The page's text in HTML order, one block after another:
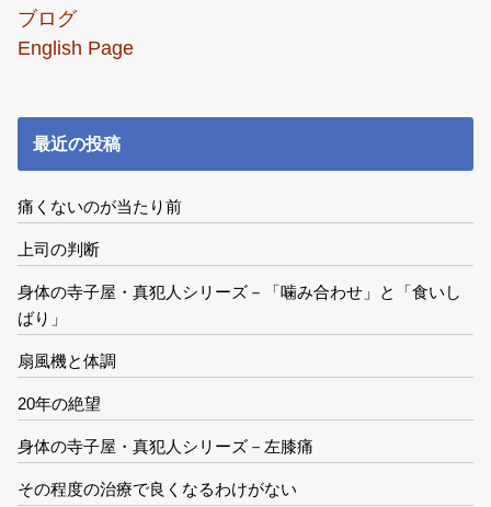
ブログ
English Page
最近の投稿
痛くないのが当たり前
上司の判断
身体の寺子屋・真犯人シリーズ－「噛み合わせ」と「食いし
ばり」
扇風機と体調
20年の絶望
身体の寺子屋・真犯人シリーズ－左膝痛
その程度の治療で良くなるわけがない